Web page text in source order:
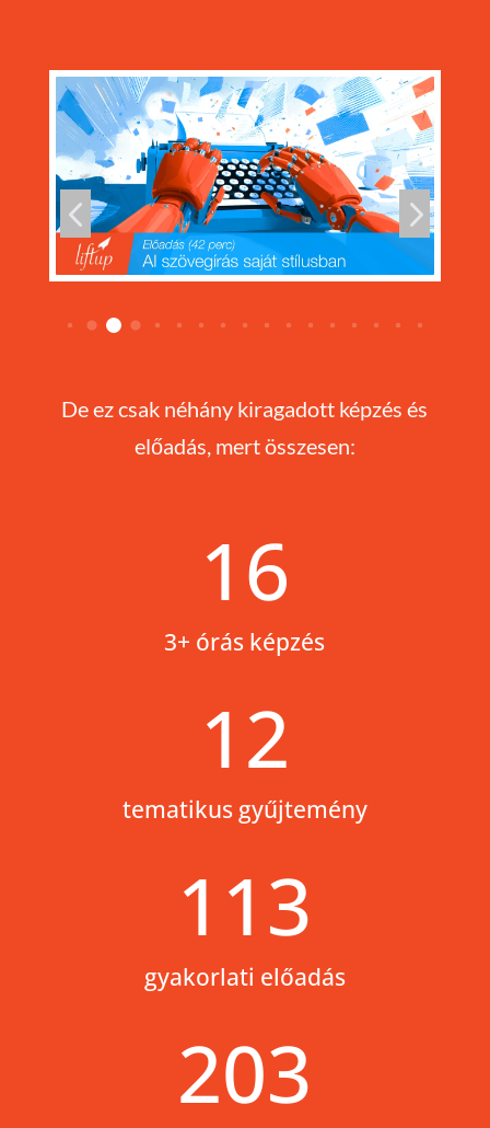
4 5
De ez csak néhány kiragadott képzés és
előadás, mert összesen:
16
3+ órás képzés
12
tematikus gyűjtemény
113
gyakorlati előadás
203